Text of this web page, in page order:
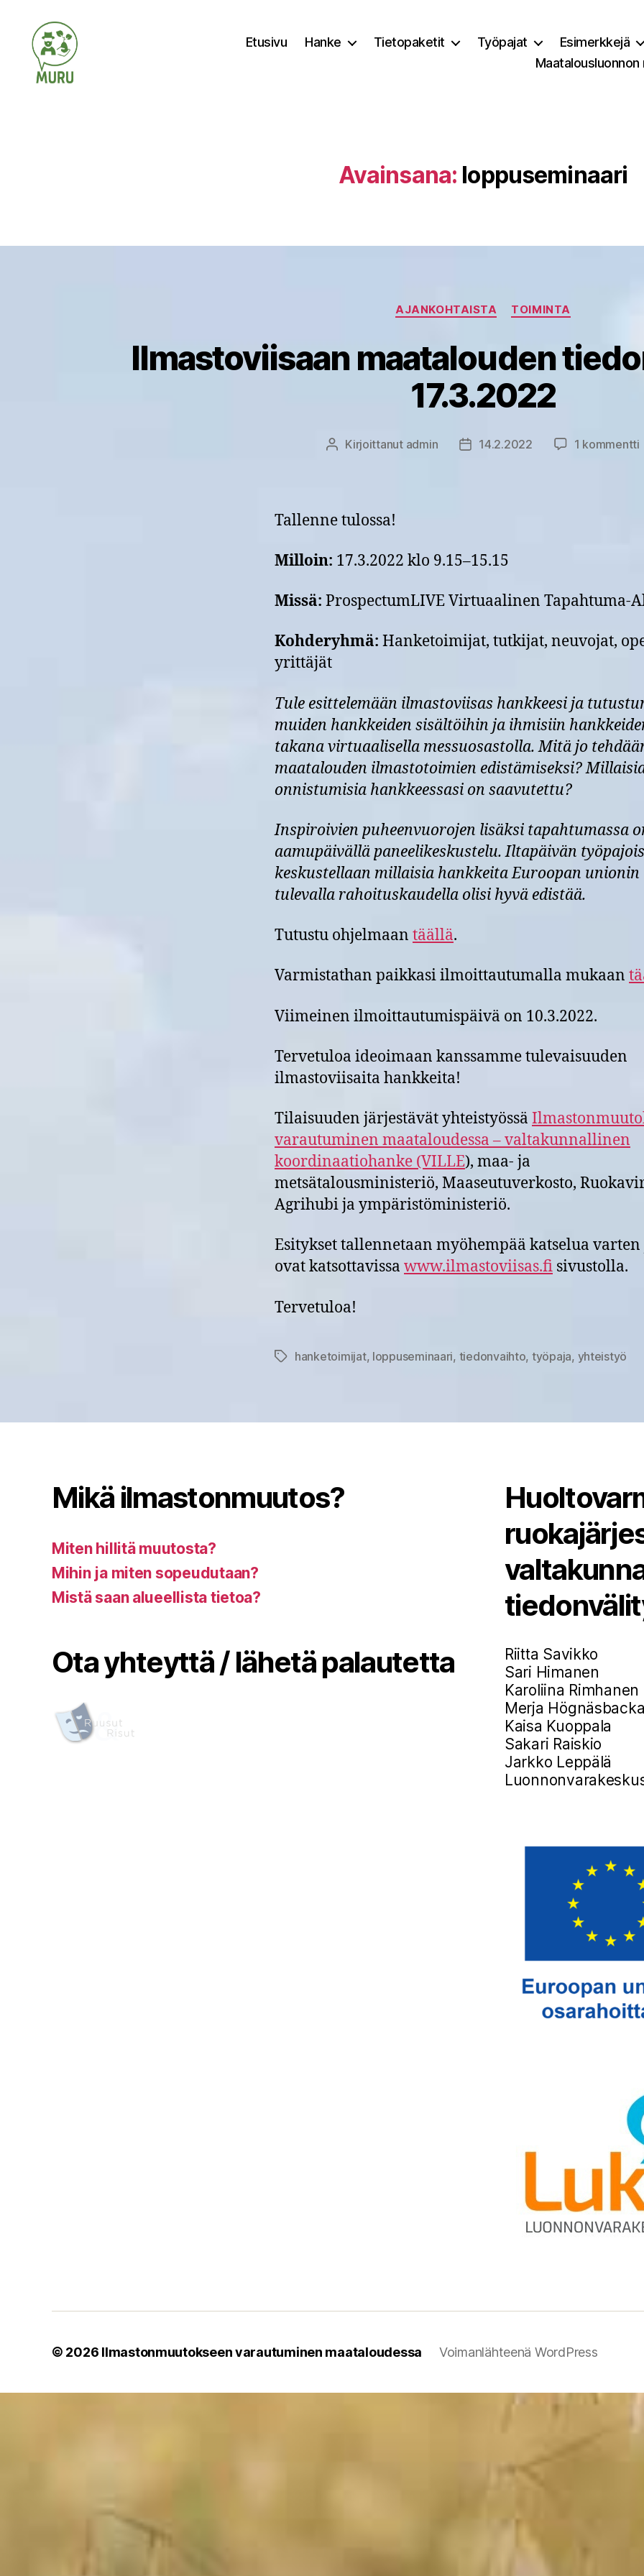
Etusivu Hanke Tietopaketit Työpajat
Esimerkkejä
Avainsana: loppuseminaari
Kategoriat
AJANKOHTAISTA TOIMINTA
Ilmastoviisaan maatalouden
17.3.2022
Kirjoittaja
Kirjoittanut admin Julkaisupäivämäärä
14.2.2022 1 kommentti
Tallenne tulossa!
Milloin: 17.3.2022 klo 9.15–15.15
Missä: ProspectumLIVE Virtuaalinen Tapahtuma-
Kohderyhmä: Hanketoimijat, tutkijat, neuvojat,
yrittäjät
Tule esittelemään ilmastoviisas hankkeesi ja
muiden hankkeiden sisältöihin ja ihmisiin
takana virtuaalisella messuosastolla. Mitä jo
maatalouden ilmastotoimien edistämiseksi?
onnistumisia hankkeessasi on saavutettu?
Inspiroivien puheenvuorojen lisäksi tapahtumassa
aamupäivällä paneelikeskustelu. Iltapäivän
keskustellaan millaisia hankkeita Euroopan unionin
tulevalla rahoituskaudella olisi hyvä edistää.
Tutustu ohjelmaan täällä.
Varmistathan paikkasi ilmoittautumalla mukaan
Viimeinen ilmoittautumispäivä on 10.3.2022.
Tervetuloa ideoimaan kanssamme tulevaisuuden
ilmastoviisaita hankkeita!
Tilaisuuden järjestävät yhteistyössä
varautuminen maataloudessa – valtakunnallinen
koordinaatiohanke (VILLE), maa- ja
metsätalousministeriö, Maaseutuverkosto,
Agrihubi ja ympäristöministeriö.
Esitykset tallennetaan myöhempää katselua varten
ovat katsottavissa www.ilmastoviisas.fi sivustolla.
Tervetuloa!
Avainsanat
hanketoimijat, loppuseminaari, tiedonvaihto, työpaja, yhteistyö
Mikä ilmastonmuutos?
Miten hillitä muutosta?
Mihin ja miten sopeudutaan?
Mistä saan alueellista tietoa?
Ota yhteyttä / lähetä palautetta
Riitta Savikko
Sari Himanen
Karoliina Rimhanen
Merja
Kaisa Kuoppala
Sakari Raiskio
Jarkko Leppälä
© 2026 Ilmastonmuutokseen varautuminen maataloudessa Voimanlähteenä WordPress